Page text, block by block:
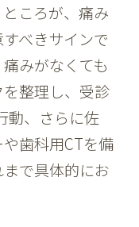
ころが、痛み
べきサインで
みがなくても
整理し、受診
動、さらに佐
歯科用CTを備
で具体的にお